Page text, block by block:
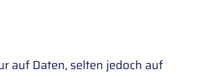
auf Daten, selten jedoch auf